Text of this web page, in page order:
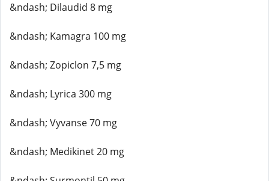
&ndash; Dilaudid 8 mg
&ndash; Kamagra 100 mg
&ndash; Zopiclon 7,5 mg
&ndash; Lyrica 300 mg
&ndash; Vyvanse 70 mg
&ndash; Medikinet 20 mg